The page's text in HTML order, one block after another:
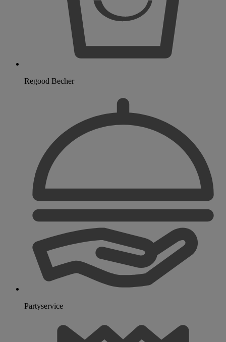
Regood Becher
Partyservice